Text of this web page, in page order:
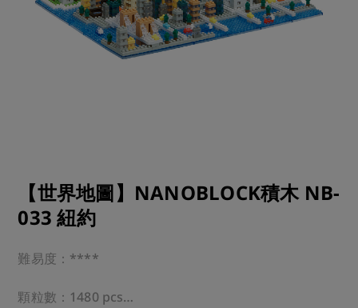
【世界地圖】NANOBLOCK積木 NB-
033 紐約
難易度：****
顆粒數：1480 pcs